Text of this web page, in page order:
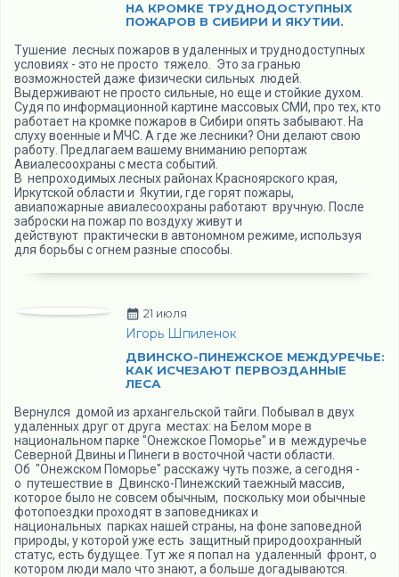
НА КРОМКЕ ТРУДНОДОСТУПНЫХ
ПОЖАРОВ В СИБИРИ И ЯКУТИИ.
Тушение лесных пожаров в удаленных и труднодоступных
условиях - это не просто тяжело. Это за гранью
возможностей даже физически сильных людей.
Выдерживают не просто сильные, но еще и стойкие духом.
Судя по информационной картине массовых СМИ, про тех, кто
работает на кромке пожаров в Сибири опять забывают. На
слуху военные и МЧС. А где же лесники? Они делают свою
работу. Предлагаем вашему вниманию репортаж
Авиалесоохраны с места событий.
В непроходимых лесных районах Красноярского края,
Иркутской области и Якутии, где горят пожары,
авиапожарные авиалесоохраны работают вручную. После
заброски на пожар по воздуху живут и
действуют практически в автономном режиме, используя
для борьбы с огнем разные способы.
21 июля
Игорь Шпиленок
ДВИНСКО-ПИНЕЖСКОЕ МЕЖДУРЕЧЬЕ:
КАК ИСЧЕЗАЮТ ПЕРВОЗДАННЫЕ
ЛЕСА
Вернулся домой из архангельской тайги. Побывал в двух
удаленных друг от друга местах: на Белом море в
национальном парке "Онежское Поморье" и в междуречье
Северной Двины и Пинеги в восточной части области.
Об "Онежском Поморье" расскажу чуть позже, а сегодня -
о путешествие в Двинско-Пинежский таежный массив,
которое было не совсем обычным, поскольку мои обычные
фотопоездки проходят в заповедниках и
национальных парках нашей страны, на фоне заповедной
природы, у которой уже есть защитный природоохранный
статус, есть будущее. Тут же я попал на удаленный фронт, о
котором люди мало что знают, а больше догадываются.